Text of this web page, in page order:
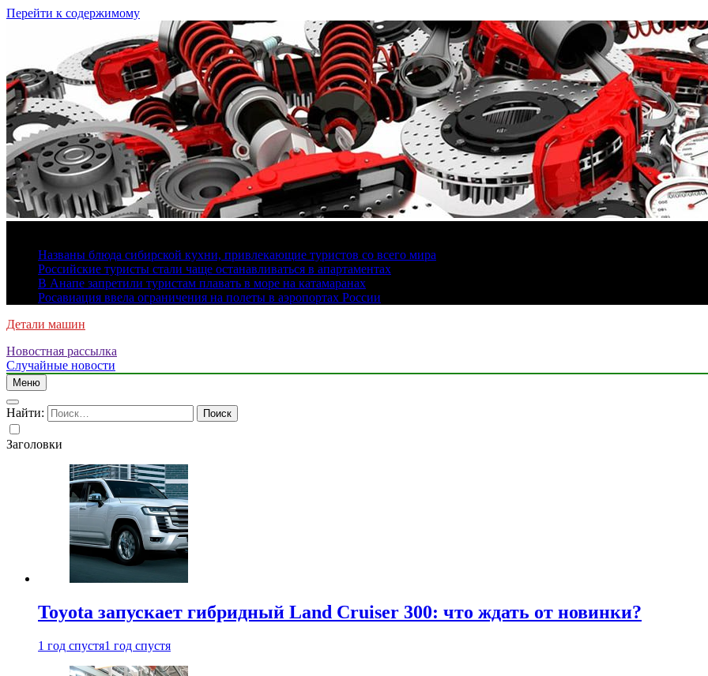
Перейти к содержимому
Названы блюда сибирской кухни, привлекающие туристов со всего мира
Российские туристы стали чаще останавливаться в апартаментах
В Анапе запретили туристам плавать в море на катамаранах
Росавиация ввела ограничения на полеты в аэропортах России
Детали машин
Новостная рассылка
Случайные новости
Меню
Найти:
Заголовки
Toyota запускает гибридный Land Cruiser 300: что ждать от новинки?
1 год спустя1 год спустя